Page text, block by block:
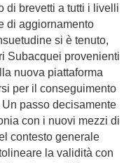
di brevetti a tutti i livelli
di aggiornamento
si è tenuto,
Subacquei provenienti
nuova piattaforma
per il conseguimento
passo decisamente
con i nuovi mezzi di
contesto generale
la validità con